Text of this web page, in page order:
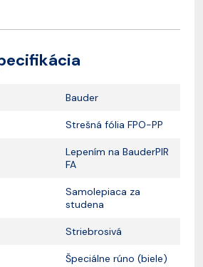
Bauder
Strešná fólia FPO-PP
Lepením na BauderPIR
FA
Samolepiaca za
studena
Striebrosivá
Špeciálne rúno (biele)